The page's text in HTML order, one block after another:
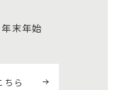
末年始
ちら